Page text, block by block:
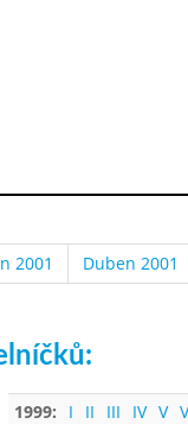
2001 Duben 2001
1999: I II III IV V